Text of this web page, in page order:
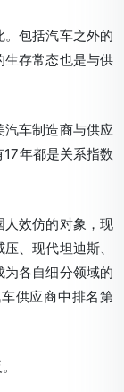
。包括汽车之外的
生存常态也是与供
汽车制造商与供应
年都是关系指数
人效仿的对象，现
、现代坦迪斯、
各自细分领域的
供应商中排名第